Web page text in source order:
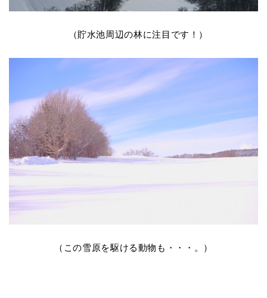
（貯水池周辺の林に注目です！）
（この雪原を駆ける動物も・・・。）